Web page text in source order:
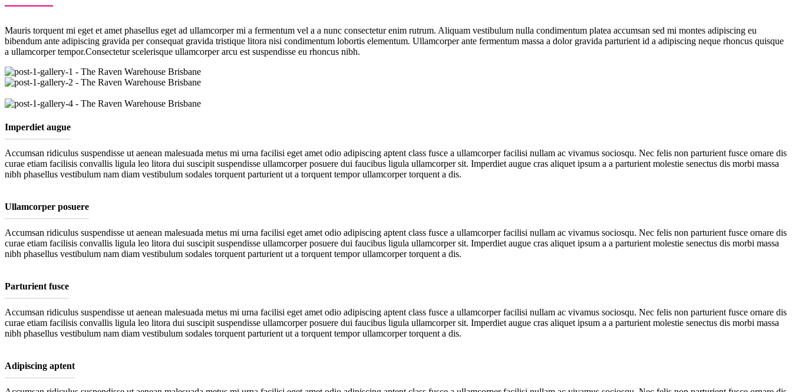
Mauris torquent mi eget et amet phasellus eget ad ullamcorper mi a fermentum vel a a nunc consectetur enim rutrum. Aliquam vestibulum nulla condimentum platea accumsan sed mi montes adipiscing eu
bibendum ante adipiscing gravida per consequat gravida tristique litora nisi condimentum lobortis elementum. Ullamcorper ante fermentum massa a dolor gravida parturient id a adipiscing neque rhoncus quisque
a ullamcorper tempor.Consectetur scelerisque ullamcorper arcu est suspendisse eu rhoncus nibh.
Imperdiet augue
Accumsan ridiculus suspendisse ut aenean malesuada metus mi urna facilisi eget amet odio adipiscing aptent class fusce a ullamcorper facilisi nullam ac vivamus sociosqu. Nec felis non parturient fusce ornare dis
curae etiam facilisis convallis ligula leo litora dui suscipit suspendisse ullamcorper posuere dui faucibus ligula ullamcorper sit. Imperdiet augue cras aliquet ipsum a a parturient molestie senectus dis morbi massa
nibh phasellus vestibulum nam diam vestibulum sodales torquent parturient ut a torquent tempor ullamcorper torquent a dis.
Ullamcorper posuere
Accumsan ridiculus suspendisse ut aenean malesuada metus mi urna facilisi eget amet odio adipiscing aptent class fusce a ullamcorper facilisi nullam ac vivamus sociosqu. Nec felis non parturient fusce ornare dis
curae etiam facilisis convallis ligula leo litora dui suscipit suspendisse ullamcorper posuere dui faucibus ligula ullamcorper sit. Imperdiet augue cras aliquet ipsum a a parturient molestie senectus dis morbi massa
nibh phasellus vestibulum nam diam vestibulum sodales torquent parturient ut a torquent tempor ullamcorper torquent a dis.
Parturient fusce
Accumsan ridiculus suspendisse ut aenean malesuada metus mi urna facilisi eget amet odio adipiscing aptent class fusce a ullamcorper facilisi nullam ac vivamus sociosqu. Nec felis non parturient fusce ornare dis
curae etiam facilisis convallis ligula leo litora dui suscipit suspendisse ullamcorper posuere dui faucibus ligula ullamcorper sit. Imperdiet augue cras aliquet ipsum a a parturient molestie senectus dis morbi massa
nibh phasellus vestibulum nam diam vestibulum sodales torquent parturient ut a torquent tempor ullamcorper torquent a dis.
Adipiscing aptent